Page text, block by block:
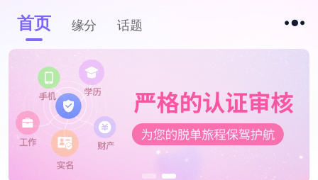
首页 缘分 话题